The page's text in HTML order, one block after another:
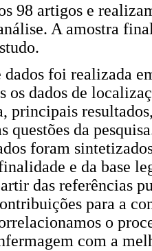
98 artigos e
A amostra
dados foi realizada
os dados de
principais
questões da
foram
e da base
das referências
para a
o
com a